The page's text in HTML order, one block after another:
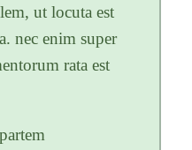
ut locuta est
nec enim super
rata est